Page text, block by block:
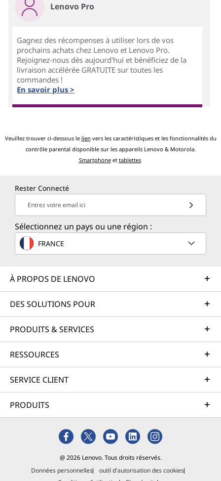
Lenovo Pro
Gagnez des récompenses à utiliser lors de vos
prochains achats chez Lenovo et Lenovo Pro.
Rejoignez-nous dès aujourd'hui et bénéficiez de la
livraison accélérée GRATUITE sur toutes les
commandes !
En savoir plus >
Veuillez trouver ci-dessous le lien vers les caractéristiques et les fonctionnalités du
contrôle parental disponible sur les appareils Lenovo & Motorola.
Smartphoneet tablettes
Rester Connecté
Entrez votre email ici
Sélectionnez un pays ou une région :
FRANCE
À PROPOS DE LENOVO
DES SOLUTIONS POUR
PRODUITS & SERVICES
RESSOURCES
SERVICE CLIENT
PRODUITS
@ 2026 Lenovo. Tous droits réservés.
Données personnelles
outil d'autorisation des cookies